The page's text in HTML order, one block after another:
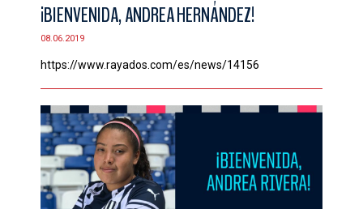
¡BIENVENIDA, ANDREA HERNÁNDEZ!
08.06.2019
https://www.rayados.com/es/news/14156